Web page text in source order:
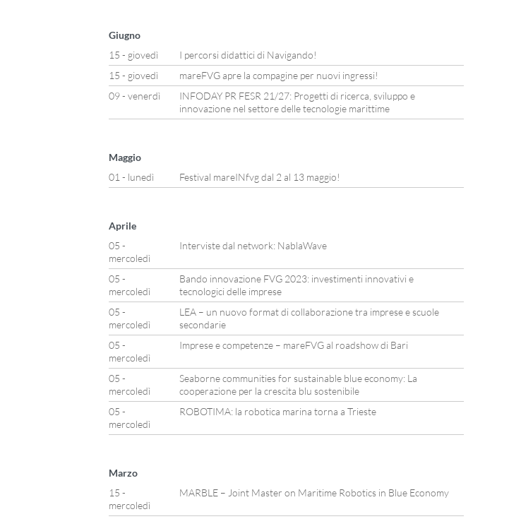
Giugno
15 - giovedì
I percorsi didattici di Navigando!
15 - giovedì
mareFVG apre la compagine per nuovi ingressi!
09 - venerdì
INFODAY PR FESR 21/27: Progetti di ricerca, sviluppo e
innovazione nel settore delle tecnologie marittime
Maggio
01 - lunedì
Festival mareINfvg dal 2 al 13 maggio!
Aprile
05 -
mercoledì
Interviste dal network: NablaWave
05 -
mercoledì
Bando innovazione FVG 2023: investimenti innovativi e
tecnologici delle imprese
05 -
mercoledì
LEA – un nuovo format di collaborazione tra imprese e scuole
secondarie
05 -
mercoledì
Imprese e competenze – mareFVG al roadshow di Bari
05 -
mercoledì
Seaborne communities for sustainable blue economy: La
cooperazione per la crescita blu sostenibile
05 -
mercoledì
ROBOTIMA: la robotica marina torna a Trieste
Marzo
15 -
mercoledì
MARBLE – Joint Master on Maritime Robotics in Blue Economy